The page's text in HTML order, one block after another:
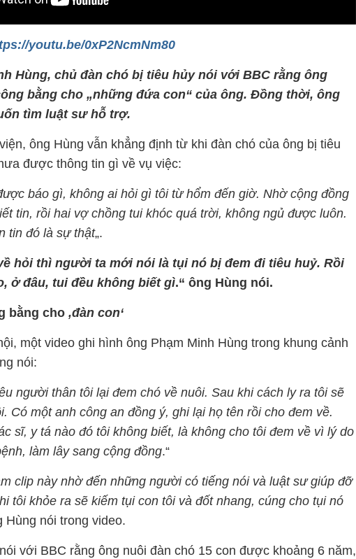
youtu.be/0xP2NcmNm80
Hùng, chủ đàn chó bị tiêu hủy nói với BBC rằng ông
bằng cho „những đứa con“ của ông. Đồng thời, ông
tìm luật sư hỗ trợ.
ông Hùng vẫn khẳng định từ khi đàn chó của ông bị tiêu
được thông tin gì về vụ việc:
báo gì, không ai hỏi gì tôi từ hổm đến giờ. Nhờ cộng đồng
tin, rồi hai vợ chồng tui khóc quá trời, không ngủ được luôn.
tin đó là sự thật„.
hỏi thì người ta mới nói là tụi nó bị đem đi tiêu huỷ. Rồi
ở đâu, tui đều không biết gì.“ ông Hùng nói.
bằng cho ‚đàn con‘
một video ghi hình ông Phạm Minh Hùng trong khung cảnh
nói:
người thân tôi lại đem chó về nuôi. Sau khi cách ly ra tôi sẽ
Có một anh công an đồng ý, ghi lại họ tên rồi cho đem về.
sĩ, y tá nào đó tôi không biết, là không cho tôi đem về vì lý do
làm lây sang cộng đồng.“
clip này nhờ đến những người có tiếng nói và luật sư giúp đỡ
tôi khỏe ra sẽ kiếm tụi con tôi và đốt nhang, cúng cho tụi nó
Hùng nói trong video.
với BBC rằng ông nuôi đàn chó 15 con được khoảng 6 năm,